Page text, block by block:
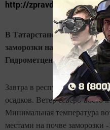
http://zpravda.ru/novosti/
В Татарстане 23-25
заморозки на почве до 0..-
Гидрометцентра по РТ.
Завтра в республике будет
осадков. Ветер северо-
Минимальная температура
местами на почве заморозки